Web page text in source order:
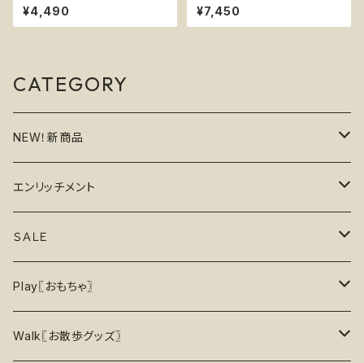
Hive】知育玩具 浮く 丈夫 無臭
¥4,490
m】フードボウル セラミック ノン
スリップ エンリッチメント 犬 知
育 スローフィーダー 早食い防
¥7,450
CATEGORY
NEW！新商品
6月の新商品
7月の新商品
8月の新商品
エンリッチメント
フードボウル
おもちゃ
パズル
ＳＡＬＥ
割引で探す
5%OFF
おもちゃ
Play〖おもちゃ〗
二度楽しめる！壊すと新しいおもちゃが出てくる！
Walk〖お散歩グッズ〗